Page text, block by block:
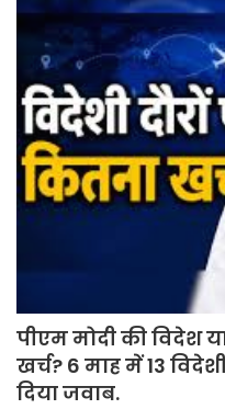
पीएम मोदी की विदेश
खर्च? 6 माह में 13
दिया जवाब.